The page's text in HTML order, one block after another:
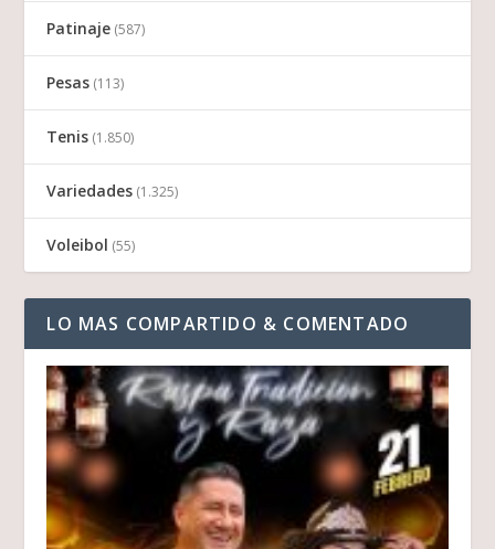
Patinaje (587)
Pesas (113)
Tenis (1.850)
Variedades (1.325)
Voleibol (55)
LO MAS COMPARTIDO & COMENTADO